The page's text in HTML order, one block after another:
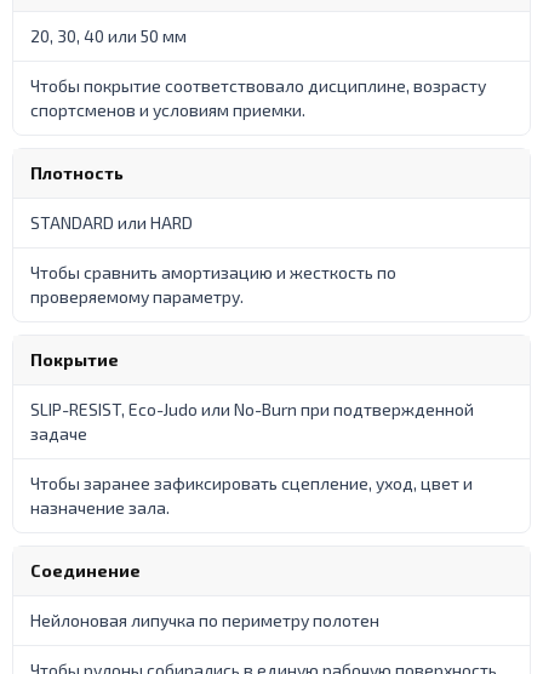
20, 30, 40 или 50 мм
Чтобы покрытие соответствовало дисциплине, возрасту
спортсменов и условиям приемки.
Плотность
STANDARD или HARD
Чтобы сравнить амортизацию и жесткость по
проверяемому параметру.
Покрытие
SLIP-RESIST, Eco-Judo или No-Burn при подтвержденной
задаче
Чтобы заранее зафиксировать сцепление, уход, цвет и
назначение зала.
Соединение
Нейлоновая липучка по периметру полотен
Чтобы рулоны собирались в единую рабочую поверхность